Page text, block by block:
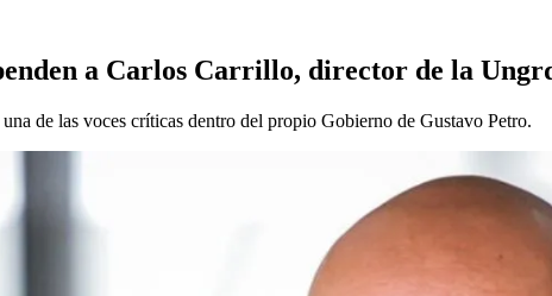
a Carlos Carrillo, director de la
de las voces críticas dentro del propio Gobierno de Gustavo Petro.